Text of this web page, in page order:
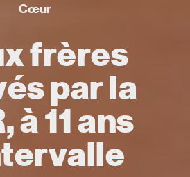
Cœur
frères
par la
à 11 ans